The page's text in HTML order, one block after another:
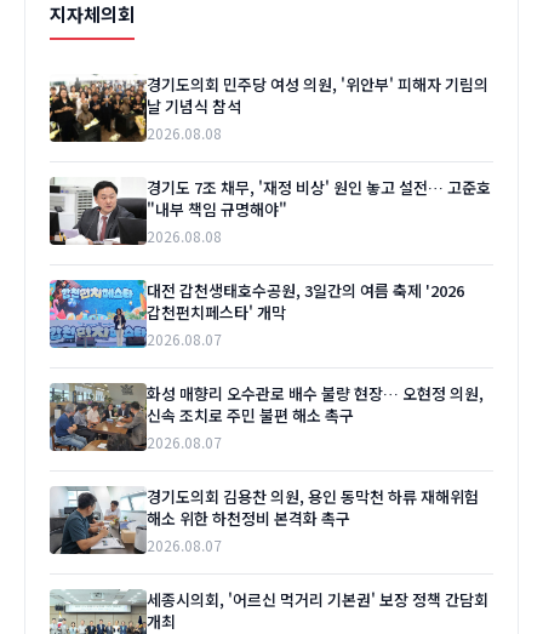
지자체의회
경기도의회 민주당 여성 의원, '위안부' 피해자 기림의
날 기념식 참석
2026.08.08
경기도 7조 채무, '재정 비상' 원인 놓고 설전… 고준호
"내부 책임 규명해야"
2026.08.08
대전 갑천생태호수공원, 3일간의 여름 축제 '2026
갑천펀치페스타' 개막
2026.08.07
화성 매향리 오수관로 배수 불량 현장… 오현정 의원,
신속 조치로 주민 불편 해소 촉구
2026.08.07
경기도의회 김용찬 의원, 용인 동막천 하류 재해위험
해소 위한 하천정비 본격화 촉구
2026.08.07
세종시의회, '어르신 먹거리 기본권' 보장 정책 간담회
개최